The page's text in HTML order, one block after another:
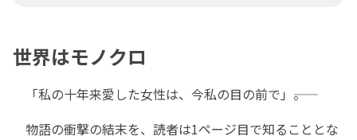
世界はモノクロ
「私の十年来愛した女性は、今私の目の前で」――。
物語の衝撃の結末を、読者は1ページ目で知ることとな